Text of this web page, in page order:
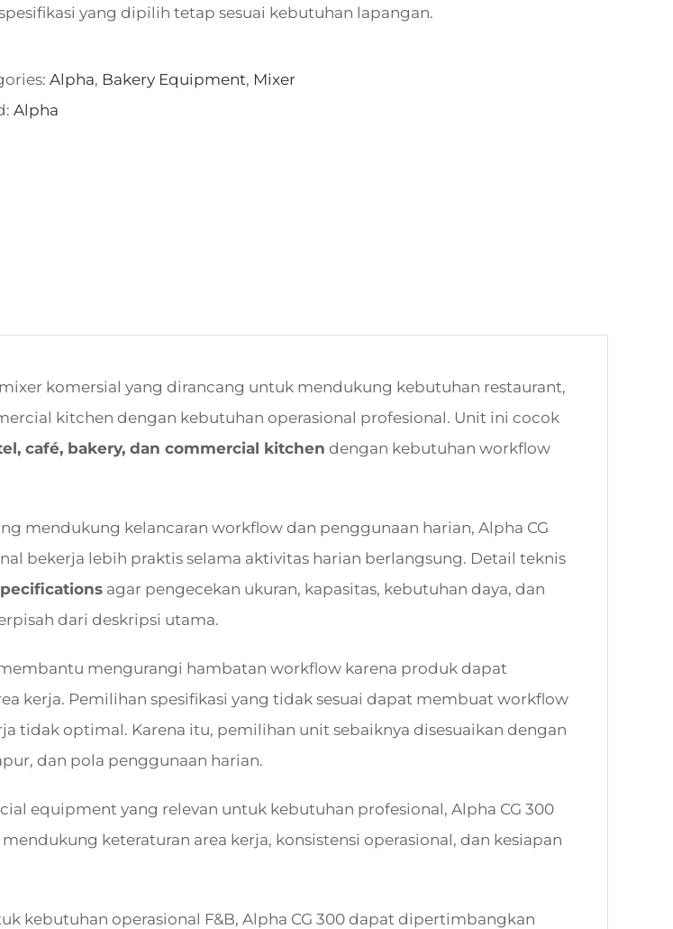
yang dipilih tetap sesuai kebutuhan lapangan.
Alpha, Bakery Equipment, Mixer
Alpha
komersial yang dirancang untuk mendukung kebutuhan restaurant,
kitchen dengan kebutuhan operasional profesional. Unit ini cocok
café, bakery, dan commercial kitchen dengan kebutuhan workflow
mendukung kelancaran workflow dan penggunaan harian, Alpha CG
bekerja lebih praktis selama aktivitas harian berlangsung. Detail teknis
agar pengecekan ukuran, kapasitas, kebutuhan daya, dan
dari deskripsi utama.
mengurangi hambatan workflow karena produk dapat
kerja. Pemilihan spesifikasi yang tidak sesuai dapat membuat workflow
tidak optimal. Karena itu, pemilihan unit sebaiknya disesuaikan dengan
dan pola penggunaan harian.
equipment yang relevan untuk kebutuhan profesional, Alpha CG 300
keteraturan area kerja, konsistensi operasional, dan kesiapan
kebutuhan operasional F&B, Alpha CG 300 dapat dipertimbangkan